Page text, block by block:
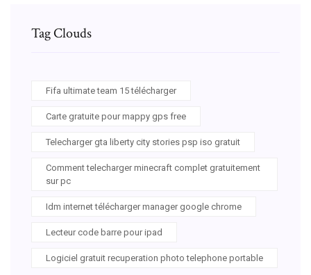
Tag Clouds
Fifa ultimate team 15 télécharger
Carte gratuite pour mappy gps free
Telecharger gta liberty city stories psp iso gratuit
Comment telecharger minecraft complet gratuitement
sur pc
Idm internet télécharger manager google chrome
Lecteur code barre pour ipad
Logiciel gratuit recuperation photo telephone portable